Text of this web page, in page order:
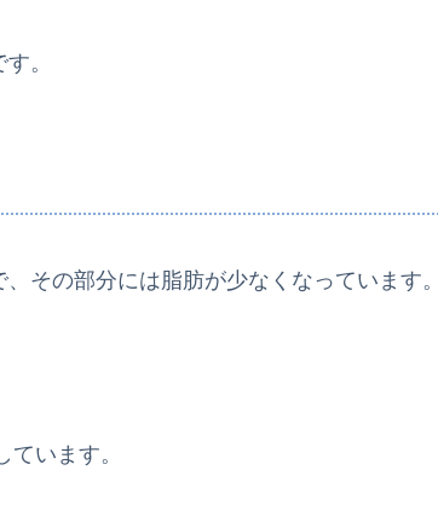
。
その部分には脂肪が少なくなっています。
います。